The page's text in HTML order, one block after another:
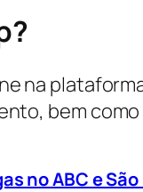
?
na
bem
no ABC e